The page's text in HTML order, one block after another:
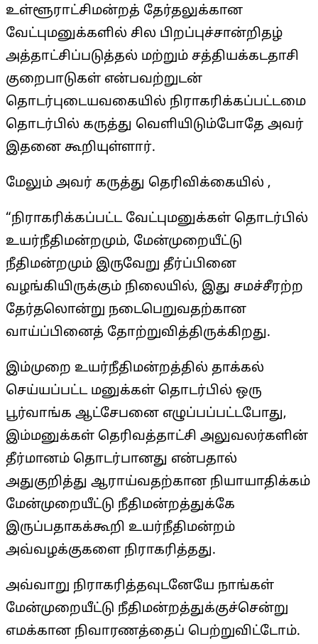
உள்ளூராட்சிமன்றத் தேர்தலுக்கான
வேட்புமனுக்களில் சில பிறப்புச்சான்றிதழ்
அத்தாட்சிப்படுத்தல் மற்றும் சத்தியக்கடதாசி
குறைபாடுகள் என்பவற்றுடன்
தொடர்புடையவகையில் நிராகரிக்கப்பட்டமை
தொடர்பில் கருத்து வெளியிடும்போதே அவர்
இதனை கூறியுள்ளார்.
மேலும் அவர் கருத்து தெரிவிக்கையில் ,
“நிராகரிக்கப்பட்ட வேட்புமனுக்கள் தொடர்பில்
உயர்நீதிமன்றமும், மேன்முறையீட்டு
நீதிமன்றமும் இருவேறு தீர்ப்பினை
வழங்கியிருக்கும் நிலையில், இது சமச்சீரற்ற
தேர்தலொன்று நடைபெறுவதற்கான
வாய்ப்பினைத் தோற்றுவித்திருக்கிறது.
இம்முறை உயர்நீதிமன்றத்தில் தாக்கல்
செய்யப்பட்ட மனுக்கள் தொடர்பில் ஒரு
பூர்வாங்க ஆட்சேபனை எழுப்பப்பட்டபோது,
இம்மனுக்கள் தெரிவத்தாட்சி அலுவலர்களின்
தீர்மானம் தொடர்பானது என்பதால்
அதுகுறித்து ஆராய்வதற்கான நியாயாதிக்கம்
மேன்முறையீட்டு நீதிமன்றத்துக்கே
இருப்பதாகக்கூறி உயர்நீதிமன்றம்
அவ்வழக்குகளை நிராகரித்தது.
அவ்வாறு நிராகரித்தவுடனேயே நாங்கள்
மேன்முறையீட்டு நீதிமன்றத்துக்குச்சென்று
எமக்கான நிவாரணத்தைப் பெற்றுவிட்டோம்.